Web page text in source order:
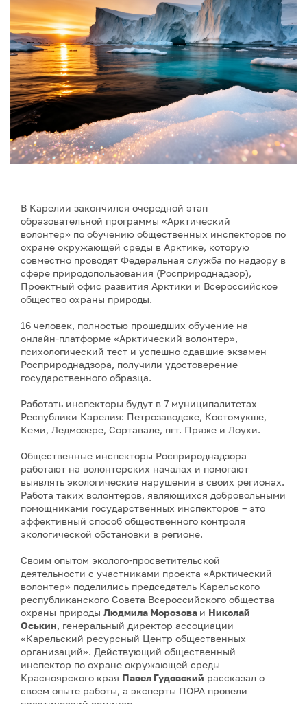
В Карелии закончился очередной этап
образовательной программы «Арктический
волонтер» по обучению общественных инспекторов по
охране окружающей среды в Арктике, которую
совместно проводят Федеральная служба по надзору в
сфере природопользования (Росприроднадзор),
Проектный офис развития Арктики и Всероссийское
общество охраны природы.
16 человек, полностью прошедших обучение на
онлайн-платформе «Арктический волонтер»,
психологический тест и успешно сдавшие экзамен
Росприроднадзора, получили удостоверение
государственного образца.
Работать инспекторы будут в 7 муниципалитетах
Республики Карелия: Петрозаводске, Костомукше,
Кеми, Ледмозере, Сортавале, пгт. Пряже и Лоухи.
Общественные инспекторы Росприроднадзора
работают на волонтерских началах и помогают
выявлять экологические нарушения в своих регионах.
Работа таких волонтеров, являющихся добровольными
помощниками государственных инспекторов – это
эффективный способ общественного контроля
экологической обстановки в регионе.
Своим опытом эколого-просветительской
деятельности с участниками проекта «Арктический
волонтер» поделились председатель Карельского
республиканского Совета Всероссийского общества
охраны природы Людмила Морозова и Николай
Оськин, генеральный директор ассоциации
«Карельский ресурсный Центр общественных
организаций». Действующий общественный
инспектор по охране окружающей среды
Красноярского края Павел Гудовский рассказал о
своем опыте работы, а эксперты ПОРА провели